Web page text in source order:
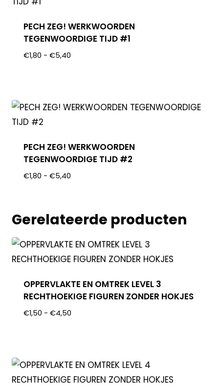
PECH ZEG! WERKWOORDEN
TEGENWOORDIGE TIJD #1
€1,80 - €5,40
PECH ZEG! WERKWOORDEN
TEGENWOORDIGE TIJD #2
€1,80 - €5,40
Gerelateerde producten
OPPERVLAKTE EN OMTREK LEVEL 3
RECHTHOEKIGE FIGUREN ZONDER HOKJES
€1,50 - €4,50